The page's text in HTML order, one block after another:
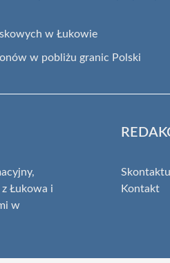
w Łukowie
w pobliżu granic Polski
Łukowa i
w
Kontakt